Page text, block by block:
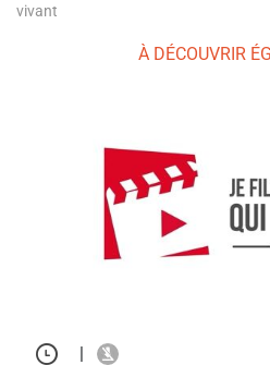
vivant
À DÉCOUVRIR
|